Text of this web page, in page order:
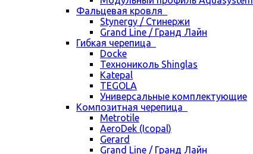
Фальцевая кровля
Stynergy / Стинержи
Grand Line / Гранд Лайн
Гибкая черепица
Docke
Технониколь Shinglas
Katepal
TEGOLA
Универсальные комплектующие
Композитная черепица
Metrotile
AeroDek (Icopal)
Gerard
Grand Line / Гранд Лайн